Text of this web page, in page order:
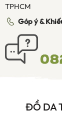
TPHCM
Góp ý &
ĐỒ DA